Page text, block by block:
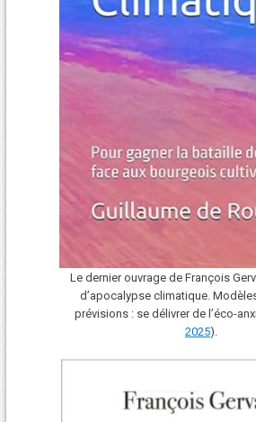
Le dernier ouvrage de François
d’apocalypse climatique.
prévisions : se délivrer de l’éco-
2025).